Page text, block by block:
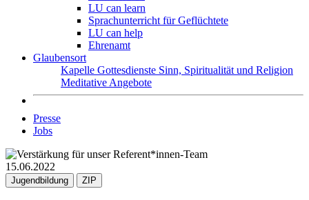
LU can learn
Sprachunterricht für Geflüchtete
LU can help
Ehrenamt
Glaubensort
Kapelle Gottesdienste Sinn, Spiritualität und Religion
Meditative Angebote
Presse
Jobs
15.06.2022
Jugendbildung ZIP